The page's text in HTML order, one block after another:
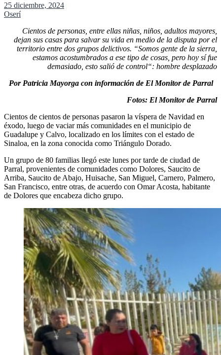
25 diciembre, 2024
Oserí
Cientos de personas, entre ellas niñas, niños, adultos mayores,
dejan sus casas para salvar su vida en medio de la disputa por el
territorio entre dos grupos delictivos. “Somos gente de la sierra,
estamos acostumbrados a ese tipo de cosas, pero hoy sí fue
demasiado, esto salió de control“: hombre desplazado
Por Patricia Mayorga con información de El Monitor de Parral
Fotos: El Monitor de Parral
Cientos de cientos de personas pasaron la víspera de Navidad en
éxodo, luego de vaciar más comunidades en el municipio de
Guadalupe y Calvo, localizado en los límites con el estado de
Sinaloa, en la zona conocida como Triángulo Dorado.
Un grupo de 80 familias llegó este lunes por tarde de ciudad de
Parral, provenientes de comunidades como Dolores, Saucito de
Arriba, Saucito de Abajo, Huisache, San Miguel, Carnero, Palmero,
San Francisco, entre otras, de acuerdo con Omar Acosta, habitante
de Dolores que encabeza dicho grupo.